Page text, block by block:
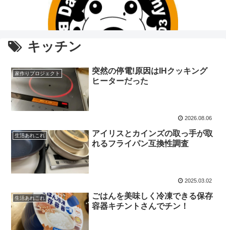
キッチン
家作りプロジェクト
突然の停電!原因はIHクッキング
ヒーターだった
2026.08.06
生活あれこれ
アイリスとカインズの取っ手が取
れるフライパン互換性調査
2025.03.02
生活あれこれ
ごはんを美味しく冷凍できる保存
容器キチントさんでチン！